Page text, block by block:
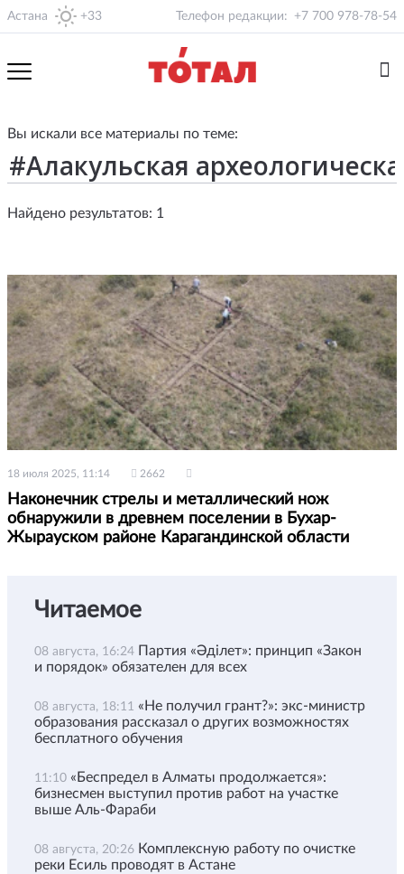
Астана +33 Телефон редакции: +7 700 978-78-54
Вы искали все материалы по теме:
Найдено результатов: 1
18 июля 2025, 11:14 2662
Наконечник стрелы и металлический нож
обнаружили в древнем поселении в Бухар-
Жырауском районе Карагандинской области
Читаемое
08 августа, 16:24 Партия «Әділет»: принцип «Закон
и порядок» обязателен для всех
08 августа, 18:11 «Не получил грант?»: экс-министр
образования рассказал о других возможностях
бесплатного обучения
11:10 «Беспредел в Алматы продолжается»:
бизнесмен выступил против работ на участке
выше Аль-Фараби
08 августа, 20:26 Комплексную работу по очистке
реки Есиль проводят в Астане